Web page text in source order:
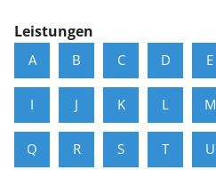
Leistungen
A B C D E
I J K L M
Q R S T U